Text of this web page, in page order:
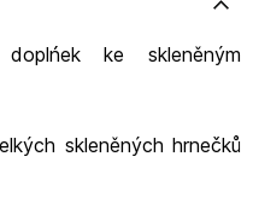
ke skleněným
skleněných hrnečků